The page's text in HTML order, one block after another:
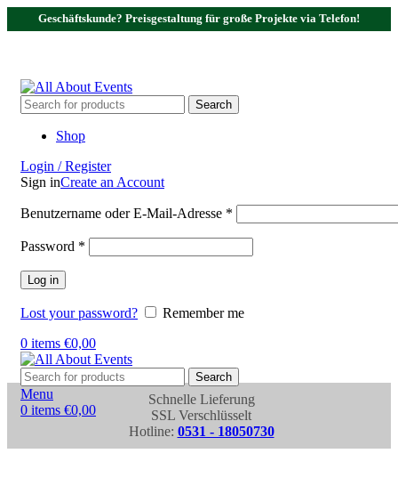
Geschäftskunde? Preisgestaltung für große Projekte via Telefon!
Search
Shop
Login / Register
Sign inCreate an Account
Benutzername oder E-Mail-Adresse *
Password *
Log in
Lost your password?
Remember me
0 items €0,00
Search
Menu
0 items €0,00
Schnelle Lieferung
SSL Verschlüsselt
Hotline: 0531 - 18050730